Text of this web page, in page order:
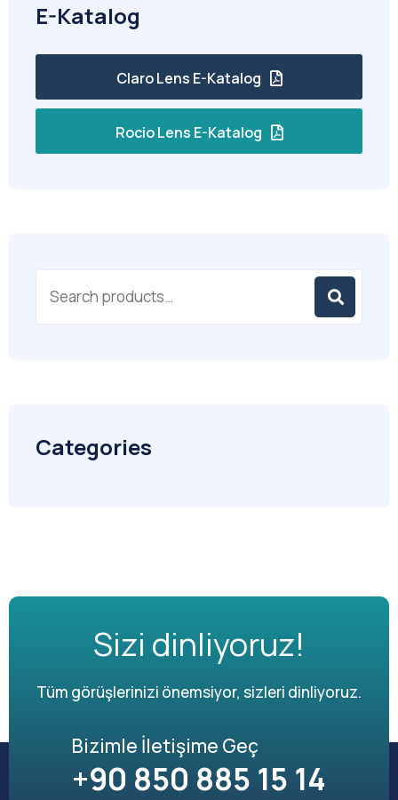
E-Katalog
Claro Lens E-Katalog
Rocio Lens E-Katalog
Categories
Sizi dinliyoruz!
Tüm görüşlerinizi önemsiyor, sizleri dinliyoruz.
Bizimle İletişime Geç
+90 850 885 15 14